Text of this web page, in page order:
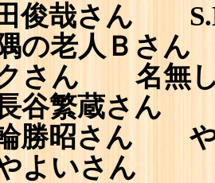
哉さん
老人Ｂさん
ん 名無し
繁蔵さん
昭さん や
いさん